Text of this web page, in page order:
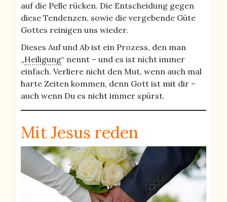
auf die Pelle rücken. Die Entscheidung gegen
diese Tendenzen, sowie die vergebende Güte
Gottes reinigen uns wieder.
Dieses Auf und Ab ist ein Prozess, den man
„Heiligung“ nennt – und es ist nicht immer
einfach. Verliere nicht den Mut, wenn auch mal
harte Zeiten kommen, denn Gott ist mit dir –
auch wenn Du es nicht immer spürst.
Mit Jesus reden